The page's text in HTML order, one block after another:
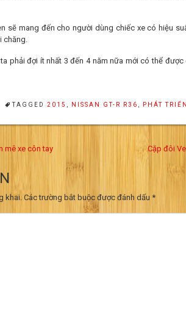
sẽ mang đến cho người dùng chiếc xe có hiệu
phải đợi ít nhất 3 đến 4 năm nữa mới có thể
TAGGED 2015 NISSAN GT-R R36 PHÁT
mê xe côn tay Cặp đôi
khai. Các trường bắt buộc được đánh dấu *